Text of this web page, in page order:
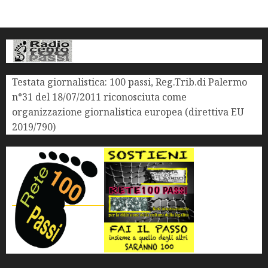
Testata giornalistica: 100 passi, Reg.Trib.di Palermo
n°31 del 18/07/2011 riconosciuta come
organizzazione giornalistica europea (direttiva EU
2019/790)